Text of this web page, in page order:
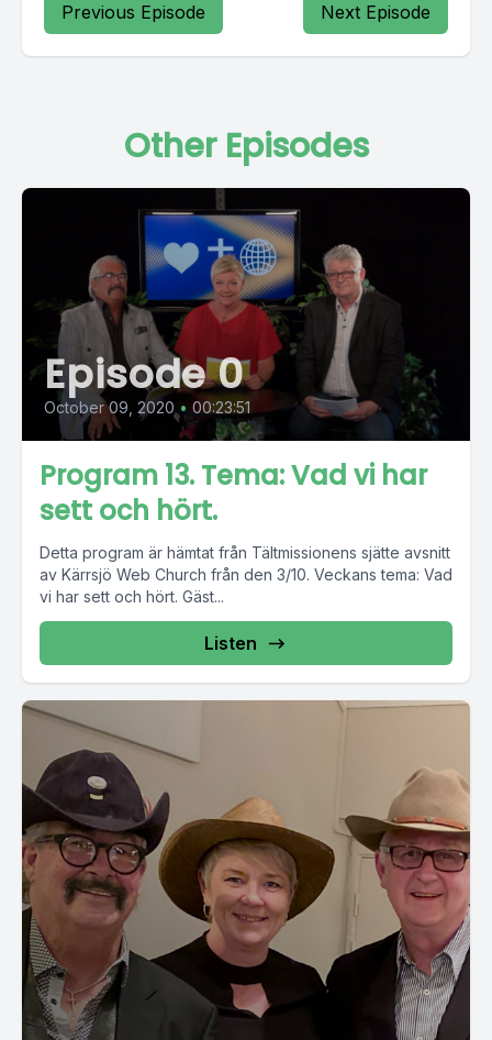
Previous Episode Next Episode
Other Episodes
Episode 0
October 09, 2020 • 00:23:51
Program 13. Tema: Vad vi har
sett och hört.
Detta program är hämtat från Tältmissionens sjätte avsnitt
av Kärrsjö Web Church från den 3/10. Veckans tema: Vad
vi har sett och hört. Gäst...
Listen